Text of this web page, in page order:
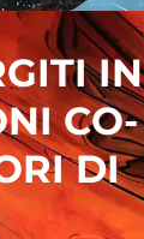
IN
CO-
DI